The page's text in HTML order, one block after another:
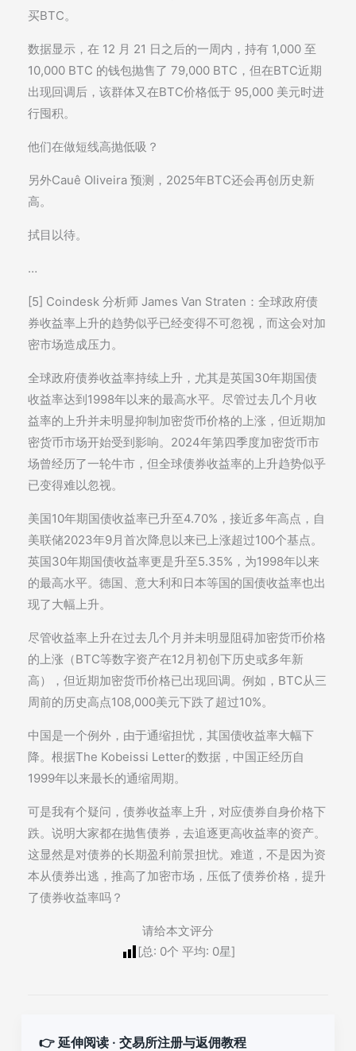
买BTC。
数据显示，在 12 月 21 日之后的一周内，持有 1,000 至
10,000 BTC 的钱包抛售了 79,000 BTC，但在BTC近期
出现回调后，该群体又在BTC价格低于 95,000 美元时进
行囤积。
他们在做短线高抛低吸？
另外Cauê Oliveira 预测，2025年BTC还会再创历史新
高。
拭目以待。
…
[5] Coindesk 分析师 James Van Straten：全球政府债
券收益率上升的趋势似乎已经变得不可忽视，而这会对加
密市场造成压力。
全球政府债券收益率持续上升，尤其是英国30年期国债
收益率达到1998年以来的最高水平。尽管过去几个月收
益率的上升并未明显抑制加密货币价格的上涨，但近期加
密货币市场开始受到影响。2024年第四季度加密货币市
场曾经历了一轮牛市，但全球债券收益率的上升趋势似乎
已变得难以忽视。
美国10年期国债收益率已升至4.70%，接近多年高点，自
美联储2023年9月首次降息以来已上涨超过100个基点。
英国30年期国债收益率更是升至5.35%，为1998年以来
的最高水平。德国、意大利和日本等国的国债收益率也出
现了大幅上升。
尽管收益率上升在过去几个月并未明显阻碍加密货币价格
的上涨（BTC等数字资产在12月初创下历史或多年新
高），但近期加密货币价格已出现回调。例如，BTC从三
周前的历史高点108,000美元下跌了超过10%。
中国是一个例外，由于通缩担忧，其国债收益率大幅下
降。根据The Kobeissi Letter的数据，中国正经历自
1999年以来最长的通缩周期。
可是我有个疑问，债券收益率上升，对应债券自身价格下
跌。说明大家都在抛售债券，去追逐更高收益率的资产。
这显然是对债券的长期盈利前景担忧。难道，不是因为资
本从债券出逃，推高了加密市场，压低了债券价格，提升
了债券收益率吗？
请给本文评分
[总: 0个 平均: 0星]
👉 延伸阅读 · 交易所注册与返佣教程